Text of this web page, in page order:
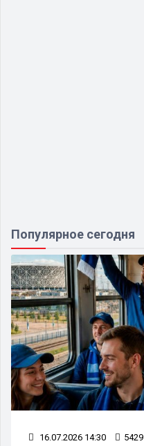
Популярное сегодня
16.07.2026 14:30 5429